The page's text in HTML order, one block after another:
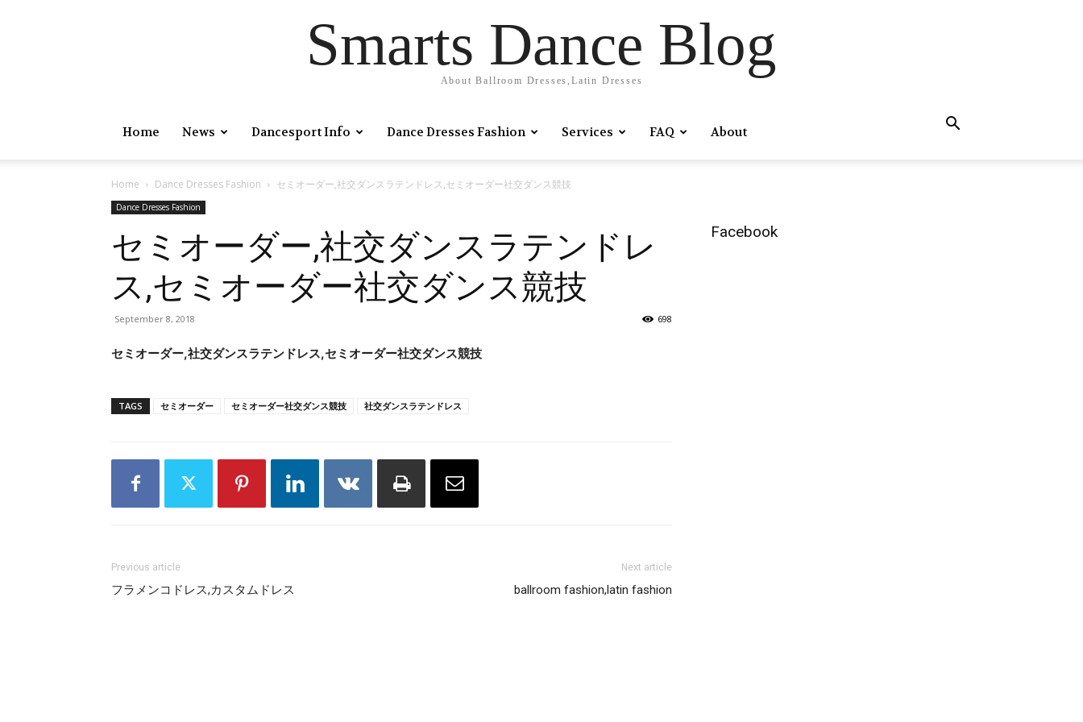
Smarts Dance Blog
About Ballroom Dresses,Latin Dresses
Home News Dancesport Info Dance Dresses Fashion Services FAQ About
Home Dance Dresses Fashion セミオーダー,社交ダンスラテンドレス,セミオーダー社交ダンス競技
Dance Dresses Fashion
セミオーダー,社交ダンスラテンドレ
ス,セミオーダー社交ダンス競技
September 8, 2018 698
セミオーダー,社交ダンスラテンドレス,セミオーダー社交ダンス競技
TAGS セミオーダー セミオーダー社交ダンス競技 社交ダンスラテンドレス
Previous article
フラメンコドレス,カスタムドレス
Next article
ballroom fashion,latin fashion
Facebook